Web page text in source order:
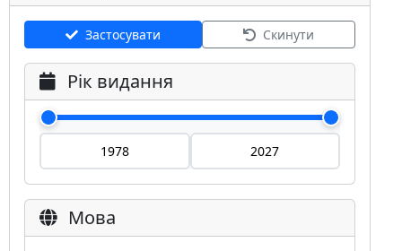
Застосувати Скинути
Рік видання
Мова